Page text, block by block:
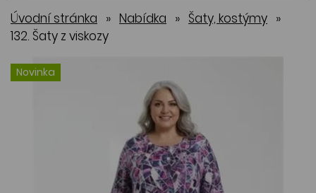
Úvodní stránka » Nabídka » Šaty, kostýmy »
132. Šaty z viskozy
Novinka